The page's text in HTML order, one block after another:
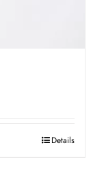
Details